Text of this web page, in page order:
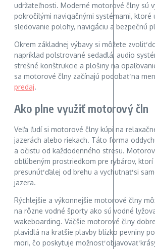
udržateľnosti. Moderné motorové člny sú
pokročilými navigačnými systémami, ktoré
sledovanie polohy, navigáciu a bezpečnú
Okrem základnej výbavy si môžete zvoliť
napríklad polstrované sedadlá, audio
strešné konštrukcie a plošiny na
sa motorové člny začínajú podobať na
predaj.
Ako plne využiť motorový čln
Veľa ľudí si motorové člny kúpi na
jazerách alebo riekach. Táto forma
a očistu od každodenného stresu.
obľúbeným prostriedkom pre rybárov, ktorí
presunúť ďalej od brehu a vychutnať si
jazera.
Rýchlejšie a výkonnejšie motorové člny
na rôzne vodné športy ako sú vodné
wakeboarding. Väčšie motorové člny
plavidlá na kratšie plavby blízko pevniny
mori, čo poskytuje možnosť objavovať